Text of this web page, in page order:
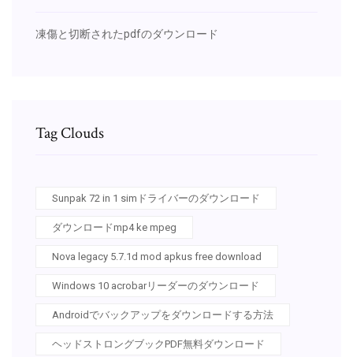
凍傷と切断されたpdfのダウンロード
Tag Clouds
Sunpak 72 in 1 simドライバーのダウンロード
ダウンロードmp4 ke mpeg
Nova legacy 5.7.1d mod apkus free download
Windows 10 acrobarリーダーのダウンロード
Androidでバックアップをダウンロードする方法
ヘッドストロングブックPDF無料ダウンロード